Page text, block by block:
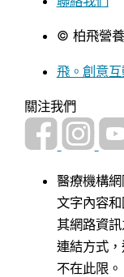
© 柏飛營
飛。創意
關注我們
醫療機構
文字內容
其網路資
連結方式
不在此限。